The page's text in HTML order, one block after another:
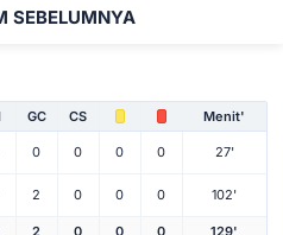
SEBELUMNYA
GC CS Menit'
0 0 0 0 27'
2 0 0 0 102'
2 0 0 0 129'